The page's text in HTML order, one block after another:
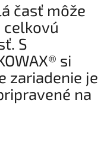
časť môže
celkovú
S
si
zariadenie je
na